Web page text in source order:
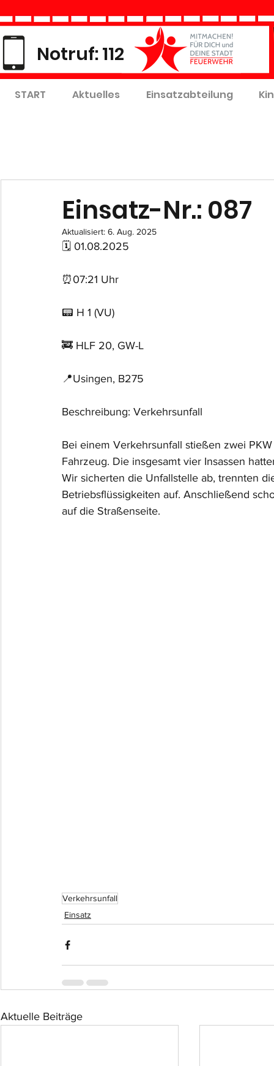
Notruf: 112
START Aktuelles Einsatzabteilung
Einsatz-Nr.: 087
Aktualisiert: 6. Aug. 2025
🗓 01.08.2025
⏰07:21 Uhr
📟 H 1 (VU)
🚒 HLF 20, GW-L
📍Usingen, B275
Beschreibung: Verkehrsunfall
Bei einem Verkehrsunfall stießen zwei
Fahrzeug. Die insgesamt vier Insassen
Wir sicherten die Unfallstelle ab, trennten
Betriebsflüssigkeiten auf. Anschließend
auf die Straßenseite.
Verkehrsunfall
Einsatz
Aktuelle Beiträge